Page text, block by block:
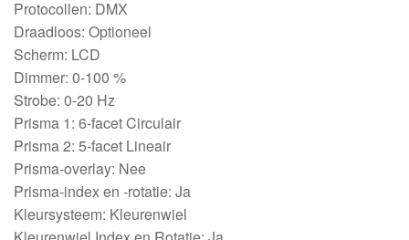
Protocollen: DMX
Draadloos: Optioneel
Scherm: LCD
Dimmer: 0-100 %
Strobe: 0-20 Hz
Prisma 1: 6-facet Circulair
Prisma 2: 5-facet Lineair
Prisma-overlay: Nee
Prisma-index en -rotatie: Ja
Kleursysteem: Kleurenwiel